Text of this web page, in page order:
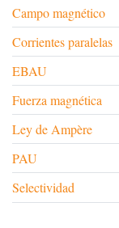
Campo magnético
Corrientes paralelas
EBAU
Fuerza magnética
Ley de Ampère
PAU
Selectividad